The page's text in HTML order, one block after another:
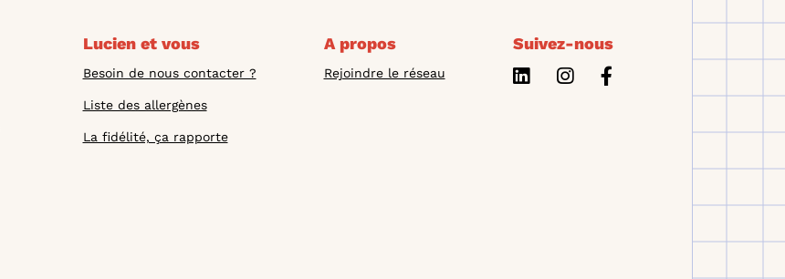
Lucien et vous
Besoin de nous contacter ?
Liste des allergènes
La fidélité, ça rapporte
A propos
Rejoindre le réseau
Suivez-nous